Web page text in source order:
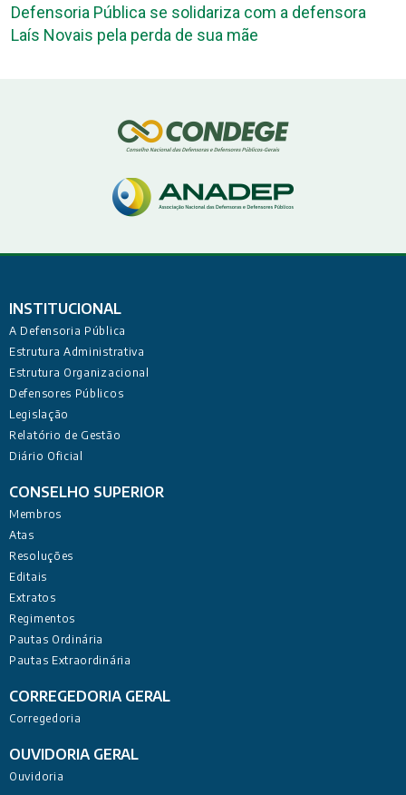
a defensora
Defensoria Itinerante leva
comunidades indígenas nesta
INSTITUCIONAL
A Defensoria Pública
Estrutura Administrativa
Estrutura Organizacional
Defensores Públicos
Legislação
Relatório de Gestão
Diário Oficial
CONSELHO SUPERIOR
Membros
Atas
Resoluções
Editais
Extratos
Regimentos
Pautas Ordinária
Pautas Extraordinária
CORREGEDORIA GERAL
Corregedoria
OUVIDORIA GERAL
Ouvidoria